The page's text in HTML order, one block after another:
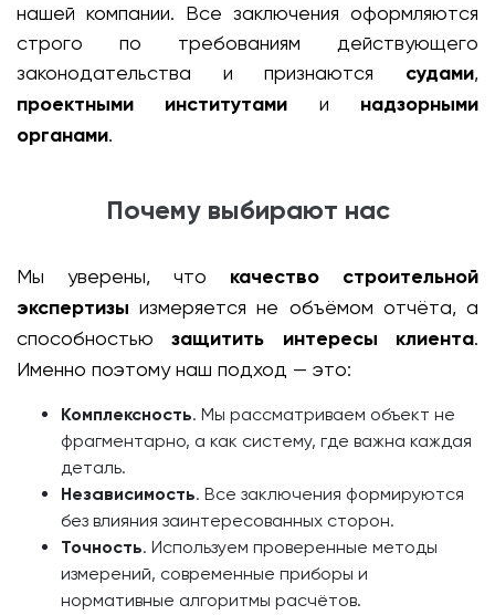
нашей компании. Все заключения оформляются
строго по требованиям действующего
законодательства и признаются судами,
проектными институтами и надзорными
органами.
Почему выбирают нас
Мы уверены, что качество строительной
экспертизы измеряется не объёмом отчёта, а
способностьюзащитить интересы клиента.
Именно поэтому наш подход — это:
Комплексность. Мы рассматриваем объект не
фрагментарно, а как систему, где важна каждая
деталь.
Независимость. Все заключения формируются
без влияния заинтересованных сторон.
Точность. Используем проверенные методы
измерений, современные приборы и
нормативные алгоритмы расчётов.